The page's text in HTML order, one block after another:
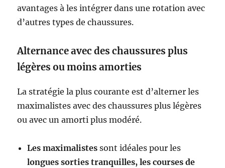
avantages à les intégrer dans une rotation avec
d’autres types de chaussures.
Alternance avec des chaussures plus
légères ou moins amorties
La stratégie la plus courante est d’alterner les
maximalistes avec des chaussures plus légères
ou avec un amorti plus modéré.
Les maximalistes sont idéales pour les
longues sorties tranquilles, les courses de